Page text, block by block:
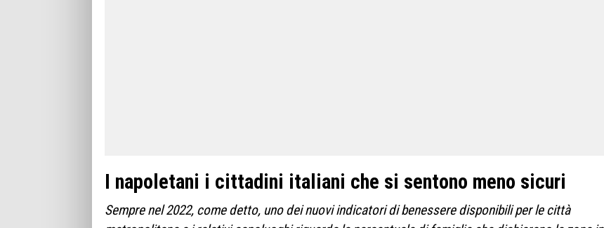
I napoletani i cittadini italiani che si sentono meno sicuri
Sempre nel 2022, come detto, uno dei nuovi indicatori di benessere disponibili per le città